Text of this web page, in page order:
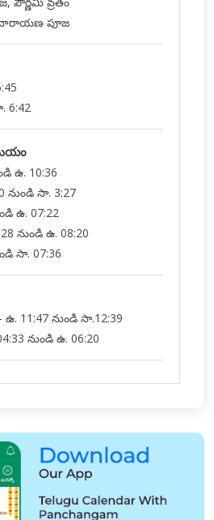
పూజ
6:42
ఉ. 10:36
నుండి సా. 3:27
ఉ. 07:22
నుండి ఉ. 08:20
సా. 07:36
- ఉ. 11:47 నుండి సా.12:39
నుండి ఉ. 06:20